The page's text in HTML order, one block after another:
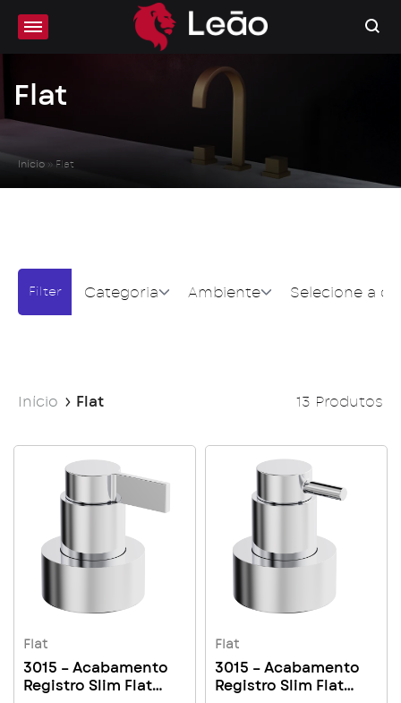
Flat
Início » Flat
Início Flat 13 Produtos
Categoria Selecione a
Ambiente
Flat
3015 – Acabamento
Registro Slim Flat
Flat
3015 – Acabamento
Registro Slim Flat